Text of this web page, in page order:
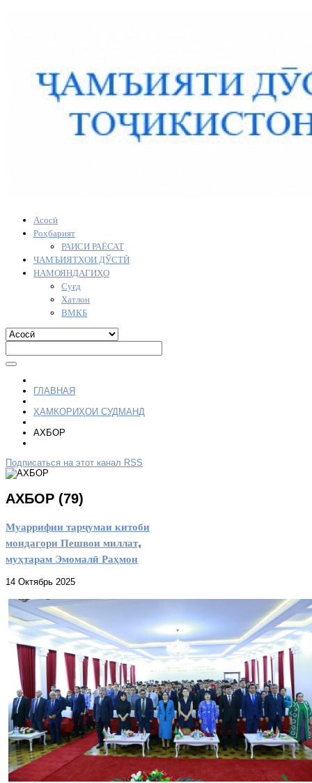
Асосӣ
Роҳбарият
РАИСИ РАЁСАТ
ҶАМЪИЯТҲОИ ДЎСТӢ
НАМОЯНДАГИҲО
Суғд
Хатлон
ВМКБ
ГЛАВНАЯ
ҲАМКОРИҲОИ СУДМАНД
АХБОР
Подписаться на этот канал RSS
АХБОР (79)
Муаррифии тарҷумаи китоби
мондагори Пешвои миллат,
муҳтарам Эмомалӣ Раҳмон
14 Октябрь 2025